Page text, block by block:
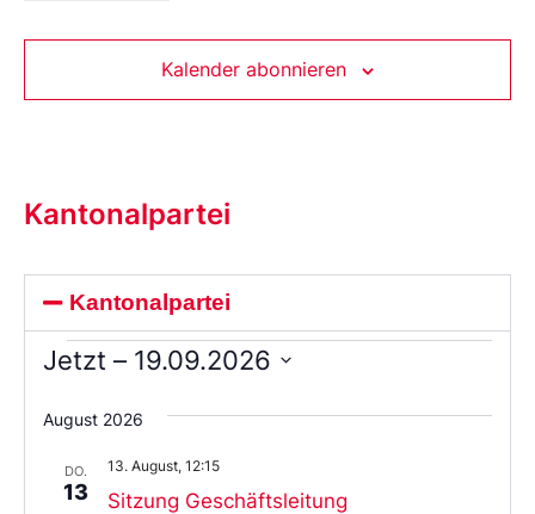
Kalender abonnieren
Kantonalpartei
Kantonalpartei
Jetzt – 19.09.2026
Sie
das
aus.
August 2026
DO.
13 Sitzung Geschäftsleitung
13. August, 12:15